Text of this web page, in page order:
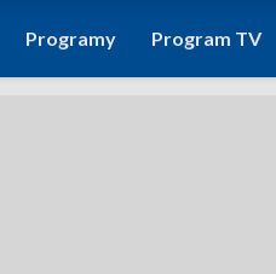
Programy Program TV